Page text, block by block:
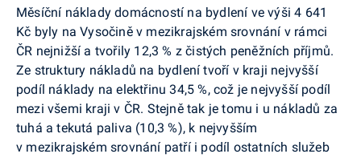
Měsíční náklady domácností na bydlení ve výši 4 641
Kč byly na Vysočině v mezikrajském srovnání v rámci
ČR nejnižší a tvořily 12,3 % z čistých peněžních příjmů.
Ze struktury nákladů na bydlení tvoří v kraji nejvyšší
podíl náklady na elektřinu 34,5 %, což je nejvyšší podíl
mezi všemi kraji v ČR. Stejně tak je tomu i u nákladů za
tuhá a tekutá paliva (10,3 %), k nejvyšším
v mezikrajském srovnání patří i podíl ostatních služeb